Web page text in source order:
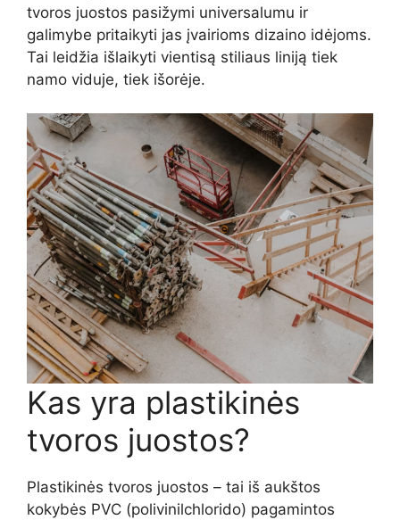
tvoros juostos pasižymi universalumu ir
galimybe pritaikyti jas įvairioms dizaino idėjoms.
Tai leidžia išlaikyti vientisą stiliaus liniją tiek
namo viduje, tiek išorėje.
Kas yra plastikinės
tvoros juostos?
Plastikinės tvoros juostos – tai iš aukštos
kokybės PVC (polivinilchlorido) pagamintos